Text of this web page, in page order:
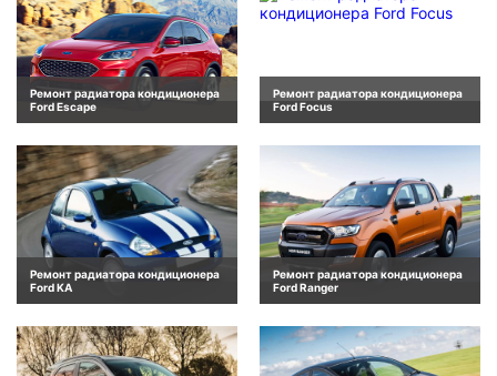
Ремонт радиатора кондиционера
Ford Escape
Ремонт радиатора кондиционера
Ford Focus
Ремонт радиатора кондиционера
Ford KA
Ремонт радиатора кондиционера
Ford Ranger